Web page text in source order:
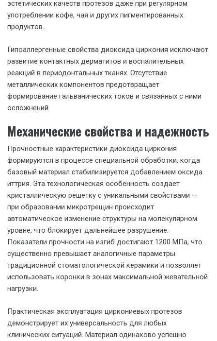
эстетических качеств протезов даже при регулярном
употреблении кофе, чая и других пигментированных
продуктов.
Гипоаллергенные свойства диоксида циркония исключают
развитие контактных дерматитов и воспалительных
реакций в периодонтальных тканях. Отсутствие
металлических компонентов предотвращает
формирование гальванических токов и связанных с ними
осложнений.
Механические свойства и надежность
Прочностные характеристики диоксида циркония
формируются в процессе специальной обработки, когда
базовый материал стабилизируется добавлением оксида
иттрия. Эта технологическая особенность создает
кристаллическую решетку с уникальными свойствами —
при образовании микротрещин происходит
автоматическое изменение структуры на молекулярном
уровне, что блокирует дальнейшее разрушение.
Показатели прочности на изгиб достигают 1200 МПа, что
существенно превышает аналогичные параметры
традиционной стоматологической керамики и позволяет
использовать коронки в зонах максимальной жевательной
нагрузки.
Практическая эксплуатация циркониевых протезов
демонстрирует их универсальность для любых
клинических ситуаций. Материал одинаково успешно